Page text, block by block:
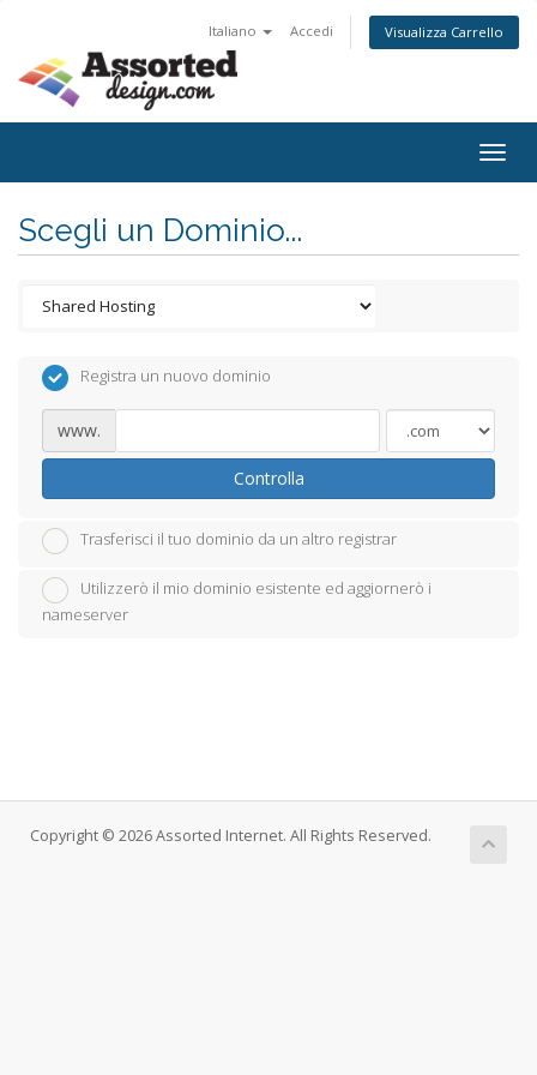
Italiano Accedi Visualizza Carrello
Scegli un Dominio...
Registra un nuovo dominio
www.
Controlla
Trasferisci il tuo dominio da un altro registrar
Utilizzerò il mio dominio esistente ed aggiornerò i
nameserver
Copyright © 2026 Assorted Internet. All Rights Reserved.